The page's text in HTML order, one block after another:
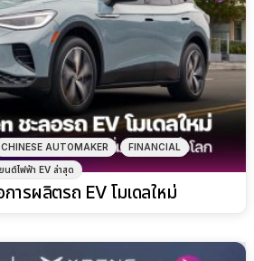
CHINESE AUTOMAKER FINANCIAL
นต์ไฟฟ้า EV ล่าสุด
ารผลิตรถ EV โมเดลใหม่